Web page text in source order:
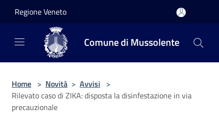
Regione Veneto
Comune di Mussolente
Home > Novità > Avvisi >
Rilevato caso di ZIKA: disposta la disinfestazione in via
precauzionale